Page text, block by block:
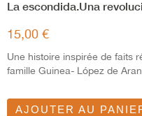
La escondida.Una
15,00 €
Une histoire inspirée de faits
famille Guinea- López de
AJOUTER AU